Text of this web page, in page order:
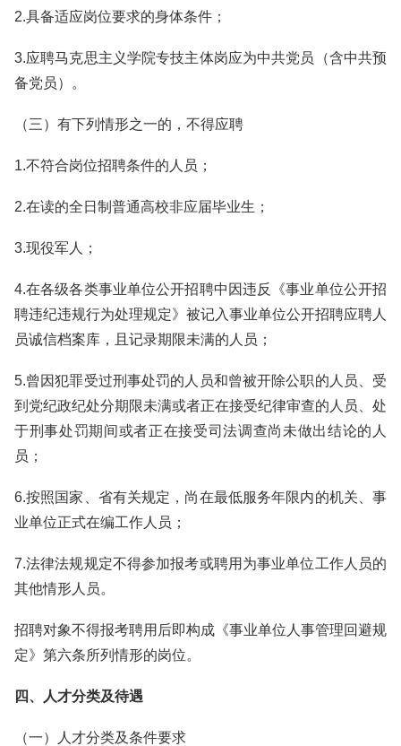
2.具备适应岗位要求的身体条件；
3.应聘马克思主义学院专技主体岗应为中共党员（含中共预
备党员）。
（三）有下列情形之一的，不得应聘
1.不符合岗位招聘条件的人员；
2.在读的全日制普通高校非应届毕业生；
3.现役军人；
4.在各级各类事业单位公开招聘中因违反《事业单位公开招
聘违纪违规行为处理规定》被记入事业单位公开招聘应聘人
员诚信档案库，且记录期限未满的人员；
5.曾因犯罪受过刑事处罚的人员和曾被开除公职的人员、受
到党纪政纪处分期限未满或者正在接受纪律审查的人员、处
于刑事处罚期间或者正在接受司法调查尚未做出结论的人
员；
6.按照国家、省有关规定，尚在最低服务年限内的机关、事
业单位正式在编工作人员；
7.法律法规规定不得参加报考或聘用为事业单位工作人员的
其他情形人员。
招聘对象不得报考聘用后即构成《事业单位人事管理回避规
定》第六条所列情形的岗位。
四、人才分类及待遇
（一）人才分类及条件要求